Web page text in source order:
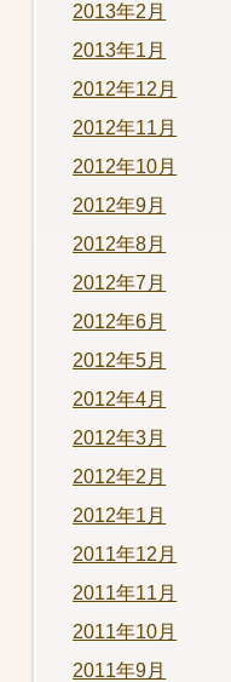
2013年2月
2013年1月
2012年12月
2012年11月
2012年10月
2012年9月
2012年8月
2012年7月
2012年6月
2012年5月
2012年4月
2012年3月
2012年2月
2012年1月
2011年12月
2011年11月
2011年10月
2011年9月